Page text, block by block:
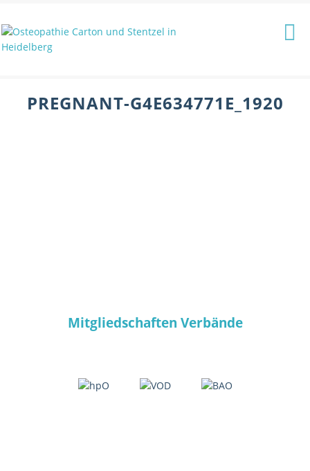
PREGNANT-G4E634771E_1920
Mitgliedschaften Verbände